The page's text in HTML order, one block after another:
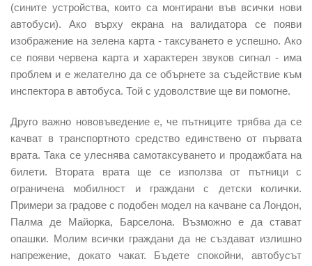
(сините устройства, които са монтирани във всички нови
автобуси). Ако върху екрана на валидатора се появи
изображение на зелена карта - таксуването е успешно. Ако
се появи червена карта и характерен звуков сигнал - има
проблем и е желателно да се обърнете за съдействие към
инспектора в автобуса. Той с удоволствие ще ви помогне.
Друго важно нововъведение е, че пътниците трябва да се
качват в транспортното средство единствено от първата
врата. Така се улеснява самотаксуването и продажбата на
билети. Втората врата ще се използва от пътници с
ограничена мобилност и граждани с детски колички.
Примери за градове с подобен модел на качване са Лондон,
Палма де Майорка, Барселона. Възможно е да стават
опашки. Молим всички граждани да не създават излишно
напрежение, докато чакат. Бъдете спокойни, автобусът